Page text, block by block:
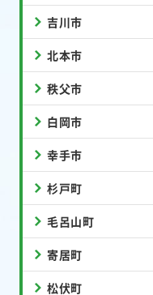
吉川市
北本市
秩父市
白岡市
幸手市
杉戸町
毛呂山町
寄居町
松伏町